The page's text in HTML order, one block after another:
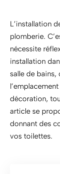
L’installation
plomberie.
nécessite
installation
salle de
décoration,
article se
donnant des
vos toilettes.